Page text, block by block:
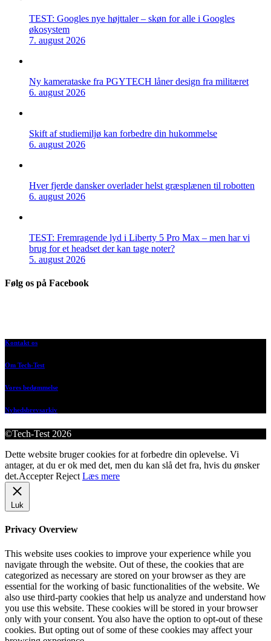
TEST: Googles nye højttaler – skøn for alle i Googles
økosystem
7. august 2026
Ny kamerataske fra PGYTECH låner design fra militæret
6. august 2026
Skift af studiemiljø kan forbedre din hukommelse
6. august 2026
Hver fjerde dansker overlader helst græsplænen til robotten
6. august 2026
TEST: Fremragende lyd i Liberty 5 Pro Max – men har vi
brug for et headset der kan tage noter?
5. august 2026
Følg os på Facebook
Kontakt os
Om Tech-Test
Vores bedømmelse
Nyhedsbrevsarkiv
©Tech-Test 2026
Dette website bruger cookies for at forbedre din oplevelse. Vi
antager, at du er ok med det, men du kan slå det fra, hvis du ønsker
det.Accepter Reject Læs mere
Luk
Privacy Overview
This website uses cookies to improve your experience while you
navigate through the website. Out of these, the cookies that are
categorized as necessary are stored on your browser as they are
essential for the working of basic functionalities of the website. We
also use third-party cookies that help us analyze and understand how
you use this website. These cookies will be stored in your browser
only with your consent. You also have the option to opt-out of these
cookies. But opting out of some of these cookies may affect your